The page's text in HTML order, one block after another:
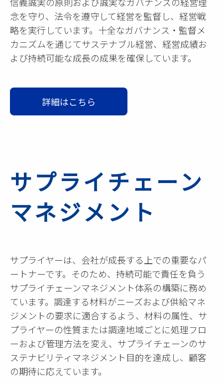
念を守り、法令を遵守して経営を監督し、経営戦
略を実行しています。十全なガバナンス・監督メ
カニズムを通じてサステナブル経営、経営成績お
よび持続可能な成長の成果を確保しています。
詳細はこちら
サプライチェーン
マネジメント
サプライヤーは、会社が成長する上での重要なパ
ートナーです。そのため、持続可能で責任を負う
サプライチェーンマネジメント体系の構築に務め
ています。調達する材料がニーズおよび供給マネ
ジメントの要求に適合するよう、材料の属性、サ
プライヤーの性質または調達地域ごとに処理フロ
ーおよび管理方法を変え、サプライチェーンのサ
ステナビリティマネジメント目的を達成し、顧客
の期待に応えています。